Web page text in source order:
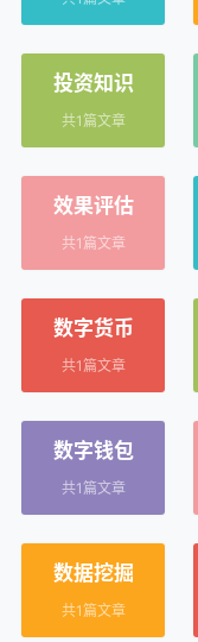
投资知识
共1篇文章
效果评估
共1篇文章
数字货币
共1篇文章
数字钱包
共1篇文章
数据挖掘
共1篇文章